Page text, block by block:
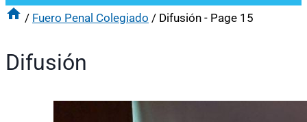
/ Fuero Penal Colegiado / Difusión - Page 15
Difusión